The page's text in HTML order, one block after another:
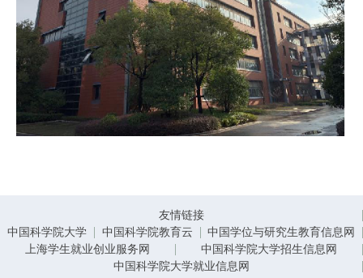
友情链接
中国科学院大学
中国科学院教育云
中国学位与研究生教育信息网
上海学生就业创业服务网
中国科学院大学招生信息网
中国科学院大学就业信息网